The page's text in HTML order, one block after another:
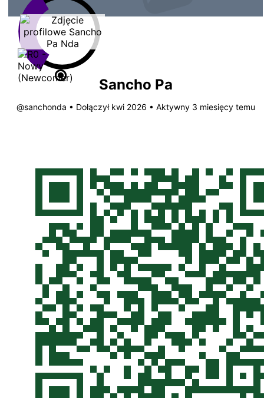
Sancho Pa
@sanchonda • Dołączył kwi 2026 • Aktywny 3 miesięcy temu